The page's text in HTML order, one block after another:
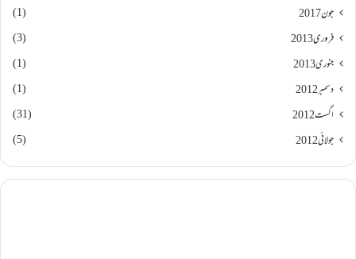
جون 2017
(1)
فروری 2013
(3)
جنوری 2013
(1)
دسمبر 2012
(1)
اگست 2012
(31)
جولائی 2012
(5)